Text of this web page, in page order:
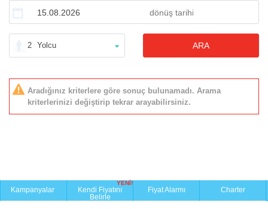
2 Yolcu ARA
Aradığınız kriterlere göre sonuç bulunamadı. Arama
kriterlerinizi değiştirip tekrar arayabilirsiniz.
Kampanyalar
Kendi Fiyatını
Belirle
YENİ!
Fiyat Alarmı Charter